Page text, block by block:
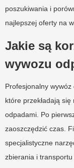
poszukiwania i
najlepszej oferty na
Jakie są
wywozu
Profesjonalny wywóz
które przekładają
odpadami. Po
zaoszczędzić czas.
specjalistyczne
zbierania i transportu